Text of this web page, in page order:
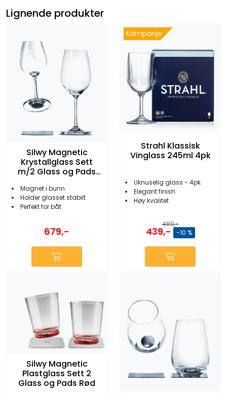
Lignende produkter
Silwy Magnetic
Krystallglass Sett
m/2 Glass og Pads
Magnet i bunn
Holder glasset stabilt
Perfekt for båt
679,-
Kampanje
Strahl Klassisk
Vinglass 245ml 4pk
Uknuselig glass - 4pk
Elegant finish
Høy kvalitet
489,-
439,- -10 %
Silwy Magnetic
Plastglass Sett 2
Glass og Pads Rød